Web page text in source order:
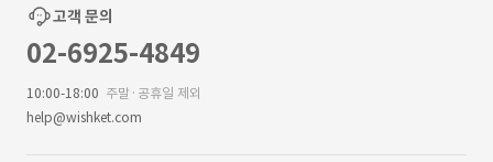
고객 문의
02-6925-4849
10:00-18:00 주말·공휴일 제외
help@wishket.com